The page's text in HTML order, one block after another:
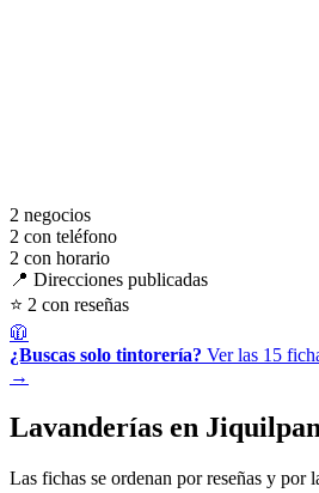
2 negocios
2 con teléfono
2 con horario
📍 Direcciones publicadas
⭐ 2 con reseñas
🧥
¿Buscas solo tintorería? Ver las 15
→
Lavanderías en
Las fichas se ordenan por reseñas y